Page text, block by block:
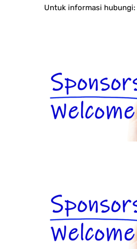
Untuk informasi hubungi: